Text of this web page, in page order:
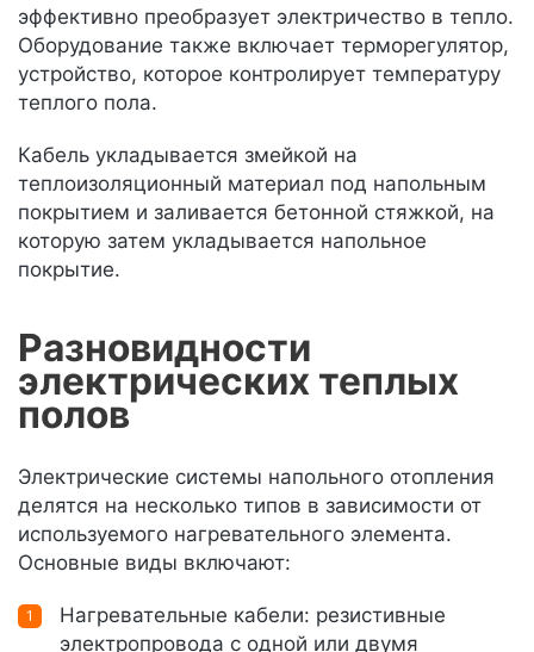
эффективно преобразует электричество в тепло.
Оборудование также включает терморегулятор,
устройство, которое контролирует температуру
теплого пола.
Кабель укладывается змейкой на
теплоизоляционный материал под напольным
покрытием и заливается бетонной стяжкой, на
которую затем укладывается напольное
покрытие.
Разновидности
электрических теплых
полов
Электрические системы напольного отопления
делятся на несколько типов в зависимости от
используемого нагревательного элемента.
Основные виды включают:
Нагревательные кабели: резистивные
электропровода с одной или двумя